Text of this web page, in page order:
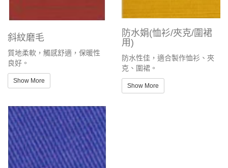
斜紋磨毛
質地柔軟，觸感舒適，保暖性
良好。
Show More
防水娟(恤衫/夾克/圍裙
用)
防水性佳，適合製作恤衫、夾
克、圍裙。
Show More